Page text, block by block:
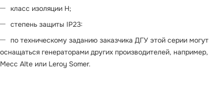
класс изоляции H;
степень защиты IP23:
по техническому заданию заказчика ДГУ этой серии могут
оснащаться генераторами других производителей, например,
Mecc Alte или Leroy Somer.